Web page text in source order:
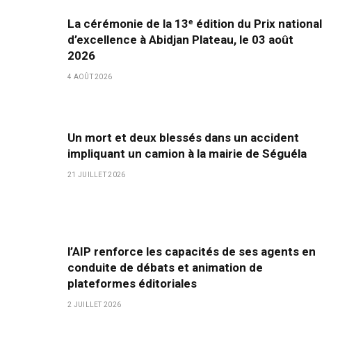
La cérémonie de la 13ᵉ édition du Prix national
d’excellence à Abidjan Plateau, le 03 août
2026
4 AOÛT 2026
Un mort et deux blessés dans un accident
impliquant un camion à la mairie de Séguéla
21 JUILLET 2026
l’AIP renforce les capacités de ses agents en
conduite de débats et animation de
plateformes éditoriales
2 JUILLET 2026